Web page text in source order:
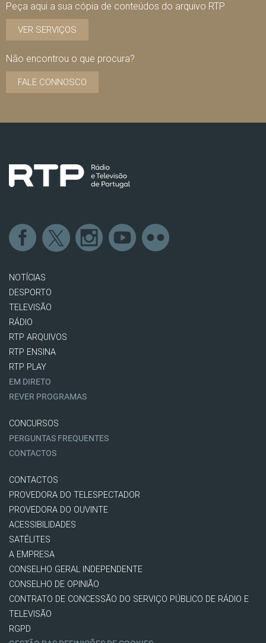
Peça aqui a sua cópia de conteúdos do arquivo RTP
VER SERVIÇOS
Não encontrou o que procura?
FALE CONNOSCO
NOTÍCIAS
DESPORTO
TELEVISÃO
RÁDIO
RTP ARQUIVOS
RTP ENSINA
RTP PLAY
EM DIRETO
REVER PROGRAMAS
CONCURSOS
PERGUNTAS FREQUENTES
CONTACTOS
CONTACTOS
PROVEDORA DO TELESPECTADOR
PROVEDORA DO OUVINTE
ACESSIBILIDADES
SATÉLITES
A EMPRESA
CONSELHO GERAL INDEPENDENTE
CONSELHO DE OPINIÃO
CONTRATO DE CONCESSÃO DO SERVIÇO PÚBLICO DE RÁDIO E
TELEVISÃO
RGPD